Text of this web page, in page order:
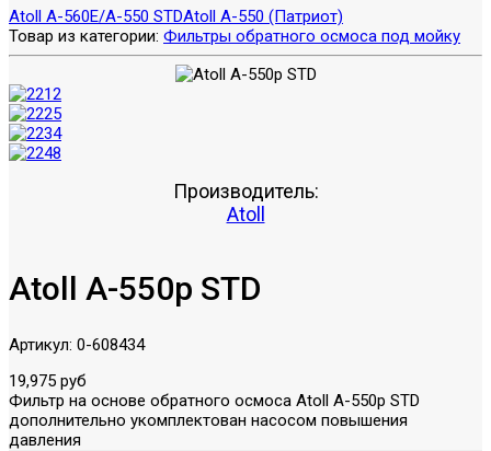
Atoll A-560E/A-550 STDAtoll A-550 (Патриот)
Товар из категории: Фильтры обратного осмоса под мойку
Производитель:
Atoll
Atoll A-550p STD
Артикул: 0-608434
19,975 руб
Фильтр на основе обратного осмоса Atoll A-550p STD
дополнительно укомплектован насосом повышения
давления